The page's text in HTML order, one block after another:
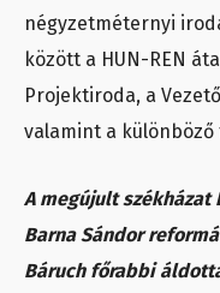
négyzetméternyi
között a HUN-REN
Projektiroda, a
valamint a különböző
A megújult
Barna Sándor
Báruch főrabbi